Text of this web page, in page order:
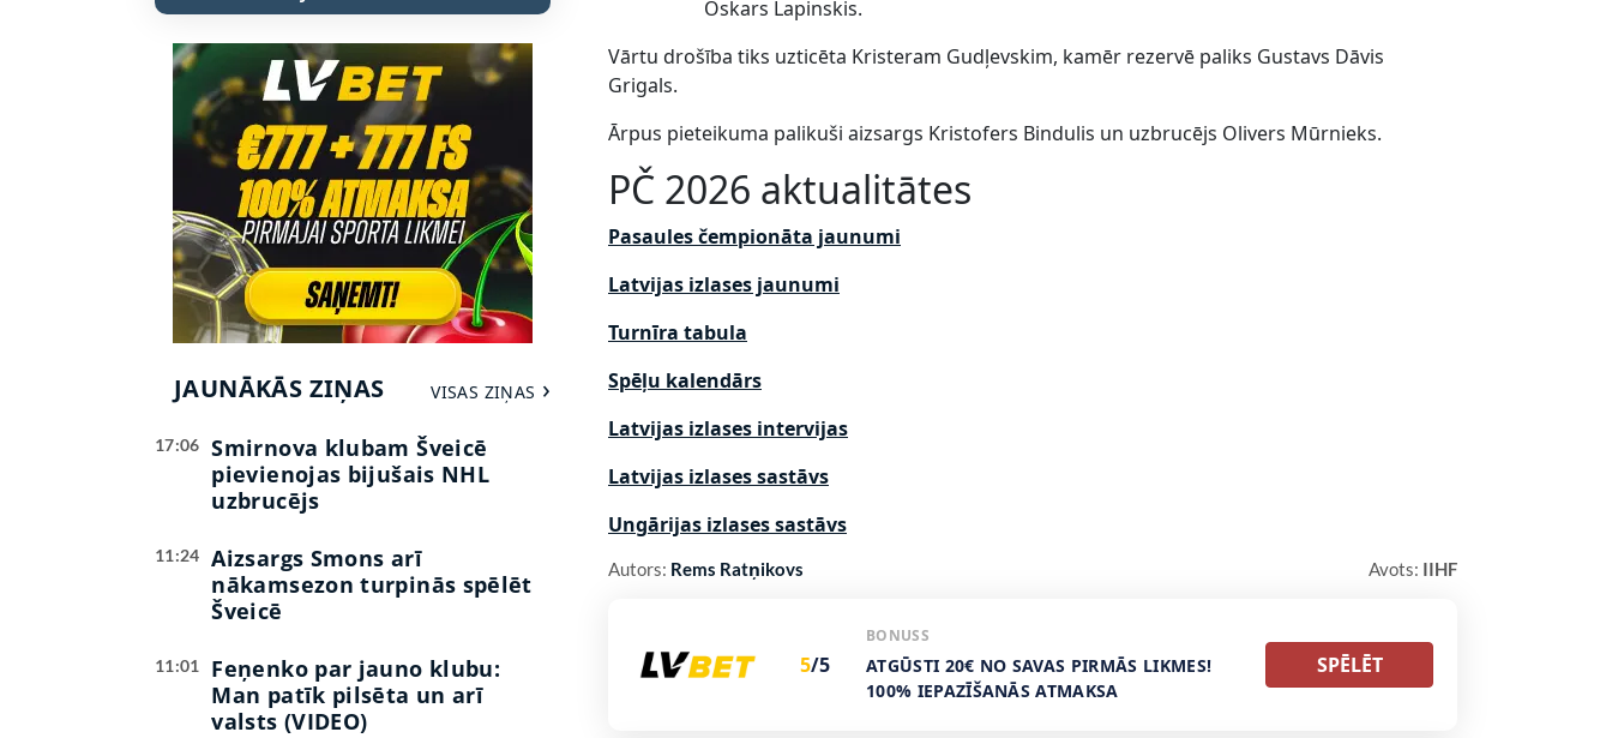
JAUNĀKĀS ZIŅAS VISAS ZIŅAS
17:06
Smirnova klubam Šveicē
pievienojas bijušais NHL
uzbrucējs
11:24
Aizsargs Smons arī
nākamsezon turpinās spēlēt
Šveicē
11:01
Feņenko par jauno klubu:
Man patīk pilsēta un arī
valsts (VIDEO)
Oskars Lapinskis.
Vārtu drošība tiks uzticēta Kristeram Gudļevskim, kamēr rezervē paliks Gustavs Dāvis
Grigals.
Ārpus pieteikuma palikuši aizsargs Kristofers Bindulis un uzbrucējs Olivers Mūrnieks.
PČ 2026 aktualitātes
Pasaules čempionāta jaunumi
Latvijas izlases jaunumi
Turnīra tabula
Spēļu kalendārs
Latvijas izlases intervijas
Latvijas izlases sastāvs
Ungārijas izlases sastāvs
Autors: Rems Ratņikovs Avots: IIHF
5/5
BONUSS
ATGŪSTI 20€ NO SAVAS PIRMĀS LIKMES!
100% IEPAZĪŠANĀS ATMAKSA
SPĒLĒT